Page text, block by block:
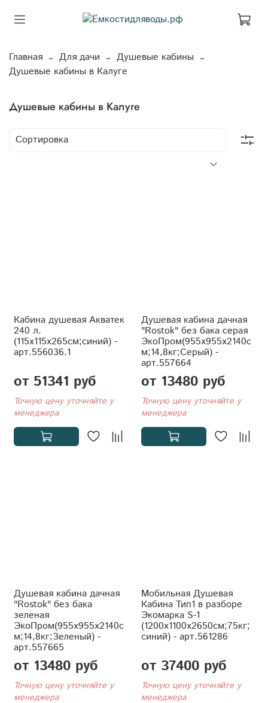
Главная Для дачи
Душевые кабины
Душевые кабины в Калуге
Душевые кабины в Калуге
Кабина душевая Акватек
240 л.
(115x115x265см;синий) -
арт.556036.1
от 51341 руб
Точную цену уточняйте у
менеджера
Душевая кабина дачная
"Rostok" без бака серая
ЭкоПром(955x955x2140с
м;14,8кг;Серый) -
арт.557664
от 13480 руб
Точную цену уточняйте у
менеджера
Душевая кабина дачная
"Rostok" без бака
зеленая
ЭкоПром(955x955x2140с
м;14,8кг;Зеленый) -
арт.557665
от 13480 руб
Точную цену уточняйте у
менеджера
Мобильная Душевая
Кабина Тип1 в разборе
Экомарка S-1
(1200x1100x2650см;75кг;
синий) - арт.561286
от 37400 руб
Точную цену уточняйте у
менеджера